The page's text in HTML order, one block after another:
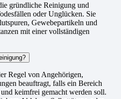
gründliche Reinigung und
oder Unglücken. Sie
Gewebepartikeln und
mit einer vollständigen
Regel von Angehörigen,
beauftragt, falls ein Bereich
keimfrei gemacht werden soll.